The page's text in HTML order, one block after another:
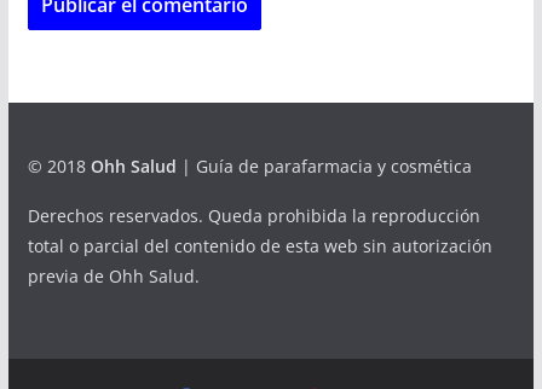
© 2018 Ohh Salud | Guía de parafarmacia y cosmética
Derechos reservados. Queda prohibida la reproducción
total o parcial del contenido de esta web sin autorización
previa de Ohh Salud.